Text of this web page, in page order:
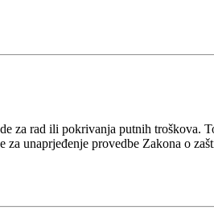
za rad ili pokrivanja putnih troškova.
unaprjeđenje provedbe Zakona o